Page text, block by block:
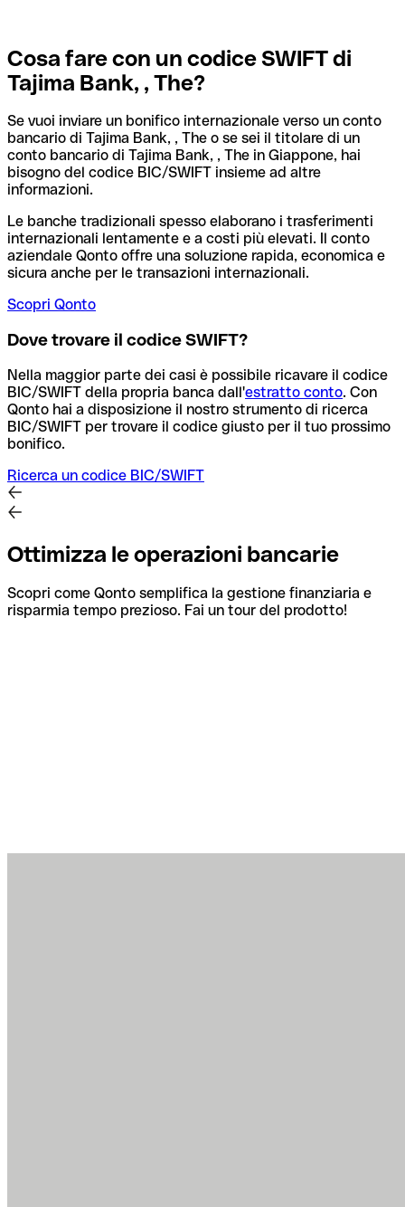
Cosa fare con un codice SWIFT di
Tajima Bank, , The?
Se vuoi inviare un bonifico internazionale verso un conto
bancario di Tajima Bank, , The o se sei il titolare di un
conto bancario di Tajima Bank, , The in Giappone, hai
bisogno del codice BIC/SWIFT insieme ad altre
informazioni.
Le banche tradizionali spesso elaborano i trasferimenti
internazionali lentamente e a costi più elevati. Il conto
aziendale Qonto offre una soluzione rapida, economica e
sicura anche per le transazioni internazionali.
Scopri Qonto
Dove trovare il codice SWIFT?
Nella maggior parte dei casi è possibile ricavare il codice
BIC/SWIFT della propria banca dall'estratto conto. Con
Qonto hai a disposizione il nostro strumento di ricerca
BIC/SWIFT per trovare il codice giusto per il tuo prossimo
bonifico.
Ricerca un codice BIC/SWIFT
Ottimizza le operazioni bancarie
Scopri come Qonto semplifica la gestione finanziaria e
risparmia tempo prezioso. Fai un tour del prodotto!